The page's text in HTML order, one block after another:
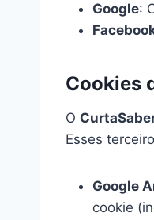
Google:
Cookies
O
Esses
Google
cookie